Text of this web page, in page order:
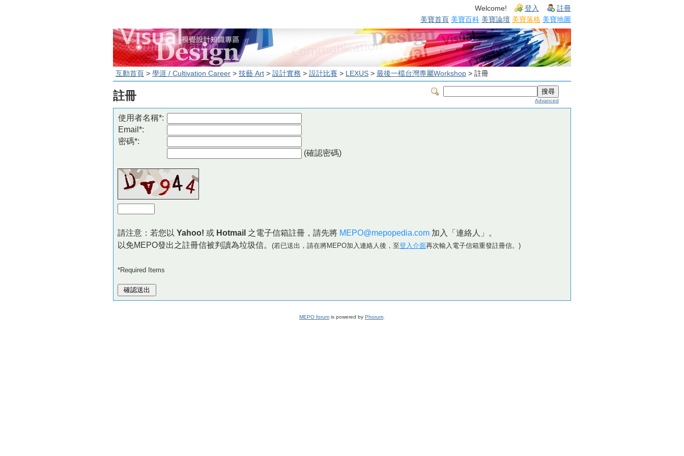
Welcome! 登入 註冊
美寶首頁 美寶百科 美寶論壇 美寶落格 美寶地圖
互動首頁 > 學涯 / Cultivation Career > 技藝 Art > 設計實務 > 設計比賽 > LEXUS > 最後一檔台灣專屬Workshop > 註冊
Advanced
註冊
使用者名稱*:
Email*:
密碼*:
(確認密碼)
請注意：若您以 Yahoo! 或 Hotmail 之電子信箱註冊，請先將 MEPO@mepopedia.com 加入「連絡人」。
以免MEPO發出之註冊信被判讀為垃圾信。 (若已送出，請在將MEPO加入連絡人後，至登入介面再次輸入電子信箱重發註冊信。)
*Required Items
MEPO forum is powered by Phorum